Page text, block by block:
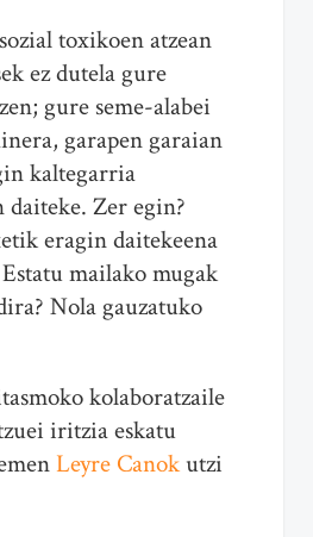
toxikoen atzean
ez dutela gure
gure seme-alabei
garapen garaian
kaltegarria
daiteke. Zer egin?
eragin daitekeena
mailako mugak
Nola gauzatuko
kolaboratzaile
iritzia eskatu
Leyre Canokutzi